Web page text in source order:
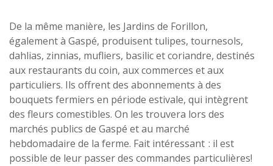
De la même manière, les Jardins de Forillon,
également à Gaspé, produisent tulipes, tournesols,
dahlias, zinnias, mufliers, basilic et coriandre, destinés
aux restaurants du coin, aux commerces et aux
particuliers. Ils offrent des abonnements à des
bouquets fermiers en période estivale, qui intègrent
des fleurs comestibles. On les trouvera lors des
marchés publics de Gaspé et au marché
hebdomadaire de la ferme. Fait intéressant : il est
possible de leur passer des commandes particulières!